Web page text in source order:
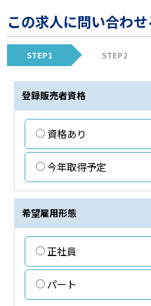
この求人に問い合わせ
STEP1 STEP2
登録販売者資格
資格あり
今年取得予定
希望雇用形態
正社員
パート